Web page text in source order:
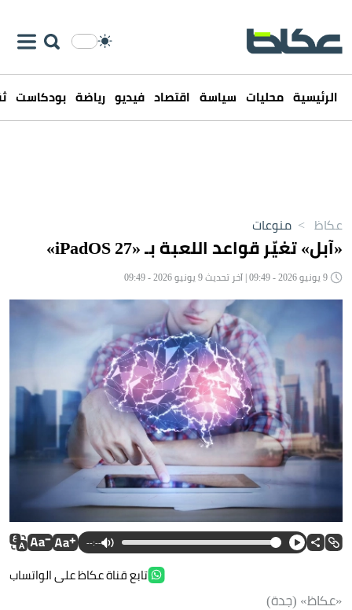
الرئيسية محليات سياسة اقتصاد فيديو رياضة بودكاست
عكاظ > منوعات
«آبل» تغيّر قواعد اللعبة بـ «iPadOS 27»
--:--
تابع قناة عكاظ على الواتساب
«عكاظ» (جدة)